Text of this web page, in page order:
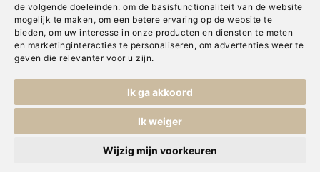
de volgende doeleinden: om de basisfunctionaliteit van de website
mogelijk te maken , om een betere ervaring op de website te
bieden, om uw interesse in onze producten en diensten te meten
en marketinginteracties te personaliseren , om advertenties weer te
geven die relevanter voor u zijn.
Ik ga akkoord
Ik weiger
Wijzig mijn voorkeuren
Cookies